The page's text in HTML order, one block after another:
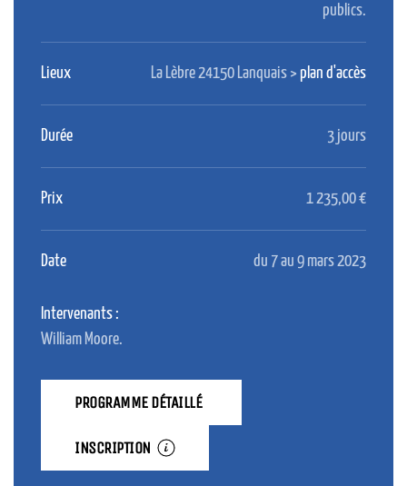
publics.
Lieux La Lèbre 24150 Lanquais > plan d'accès
Durée 3 jours
Prix 1 235,00 €
Date du 7 au 9 mars 2023
Intervenants :
William Moore.
PROGRAMME DÉTAILLÉ
INSCRIPTION